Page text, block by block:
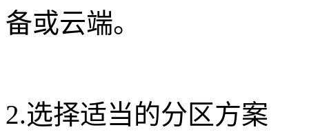
备或云端。
2.选择适当的分区方案